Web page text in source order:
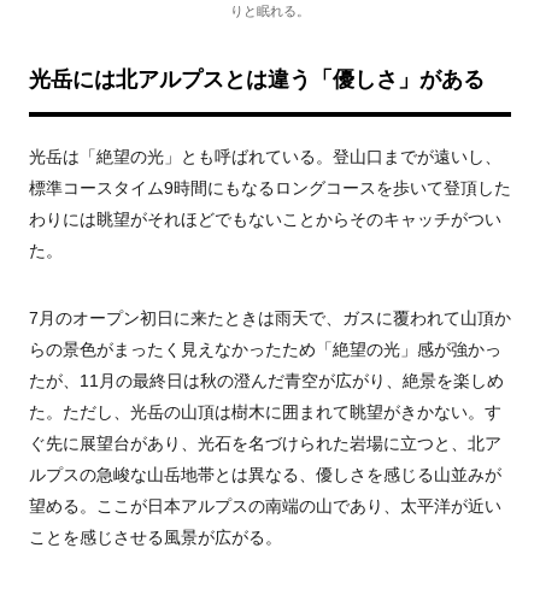
りと眠れる。
光岳には北アルプスとは違う「優しさ」がある
光岳は「絶望の光」とも呼ばれている。登山口までが遠いし、
標準コースタイム9時間にもなるロングコースを歩いて登頂した
わりには眺望がそれほどでもないことからそのキャッチがつい
た。
7月のオープン初日に来たときは雨天で、ガスに覆われて山頂か
らの景色がまったく見えなかったため「絶望の光」感が強かっ
たが、 11 月の最終日は秋の澄んだ青空が広がり、絶景を楽しめ
た。ただし、光岳の山頂は樹木に囲まれて眺望がきかない。す
ぐ先に展望台があり、光石を名づけられた岩場に立つと、北ア
ルプスの急峻な山岳地帯とは異なる、優しさを感じる山並みが
望める。ここが日本アルプスの南端の山であり、太平洋が近い
ことを感じさせる風景が広がる。